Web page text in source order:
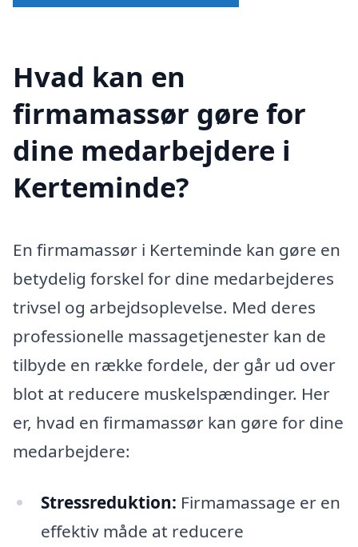
Hvad kan en
firmamassør gøre for
dine medarbejdere i
Kerteminde?
En firmamassør i Kerteminde kan gøre en
betydelig forskel for dine medarbejderes
trivsel og arbejdsoplevelse. Med deres
professionelle massagetjenester kan de
tilbyde en række fordele, der går ud over
blot at reducere muskelspændinger. Her
er, hvad en firmamassør kan gøre for dine
medarbejdere:
Stressreduktion: Firmamassage er en
effektiv måde at reducere